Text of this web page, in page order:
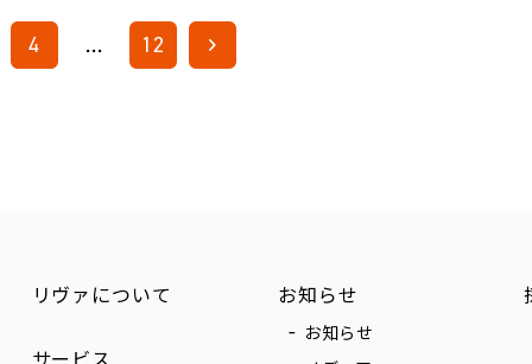
4 … 12
リヴァについて お知らせ
お知らせ